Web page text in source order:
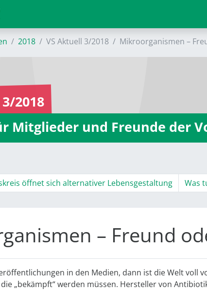
2018 VS Aktuell 3/2018 Mikroorganismen –
2018
Mitglieder und Freunde der
öffnet sich ­alternativer ­Lebensgestaltung Was
– Freund
in den Medien, dann ist die Welt voll
„bekämpft“ werden müssen. Hersteller von